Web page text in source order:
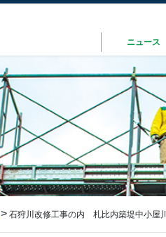
ニュース
石狩川改修工事の内 札比内築堤中小屋